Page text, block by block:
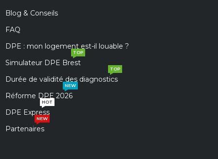
Blog & Conseils
FAQ
DPE : mon logement est-il louable ?
Simulateur DPE Brest
TOP
Durée de validité des diagnostics
TOP
Réforme DPE 2026
NEW
DPE Express
HOT
Partenaires
NEW